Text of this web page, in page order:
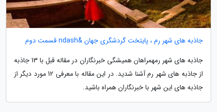
جاذبه های شهر رم ، پایتخت گردشگری جهان &ndash قسمت دوم
جاذبه های شهر رمهمراهان همیشگی خبرنگاران در مقاله قبل با 13 جاذبه
از جاذبه های شهر رم آشنا شدید. در این مقاله با معرفی 12 مورد دیگر از
جاذبه های این شهر با خبرنگاران همراه باشید.